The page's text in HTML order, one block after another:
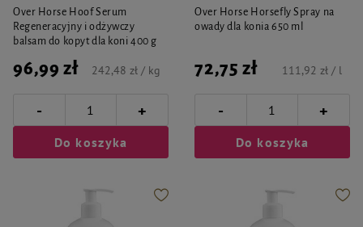
Over Horse Hoof Serum
Regeneracyjny i odżywczy
balsam do kopyt dla koni 400 g
96,99 zł 242,48 zł / kg
- +
Do koszyka
Over Horse Horsefly Spray na
owady dla konia 650 ml
72,75 zł 111,92 zł / l
- +
Do koszyka